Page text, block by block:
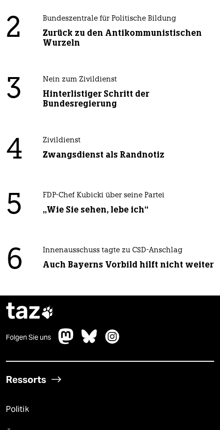
2 Bundeszentrale für Politische Bildung
Zurück zu den Antikommunistischen
Wurzeln
3 Nein zum Zivildienst
Hinterlistiger Schritt der
Bundesregierung
4 Zivildienst
Zwangsdienst als Randnotiz
5 FDP-Chef Kubicki über seine Partei
„Wie Sie sehen, lebe ich“
6 Innenausschuss tagte zu CSD-Anschlag
Auch Bayerns Vorbild hilft nicht weiter
taz
Folgen Sie uns
Ressorts
Politik